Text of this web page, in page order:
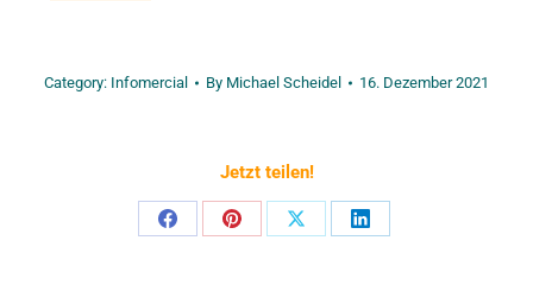
Category: Infomercial By Michael Scheidel 16. Dezember 2021
Jetzt teilen!
Share
Share
Share
Share